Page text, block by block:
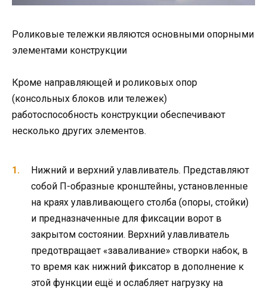
Роликовые тележки являются основными опорными
элементами конструкции
Кроме направляющей и роликовых опор
(консольных блоков или тележек)
работоспособность конструкции обеспечивают
несколько других элементов.
Нижний и верхний улавливатель. Представляют
собой П-образные кронштейны, установленные
на краях улавливающего столба (опоры, стойки)
и предназначенные для фиксации ворот в
закрытом состоянии. Верхний улавливатель
предотвращает «заваливание» створки набок, в
то время как нижний фиксатор в дополнение к
этой функции ещё и ослабляет нагрузку на